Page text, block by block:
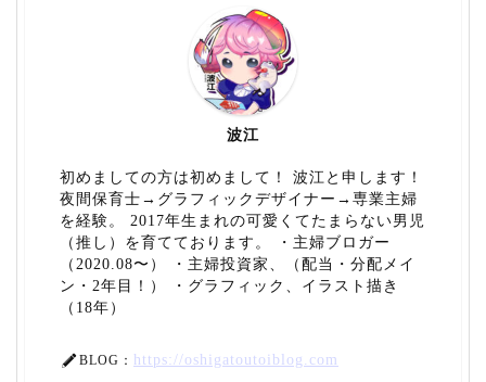
波江
初めましての方は初めまして！ 波江と申します！
夜間保育士→グラフィックデザイナー→専業主婦
を経験。 2017年生まれの可愛くてたまらない男児
（推し）を育てております。 ・主婦ブロガー
（2020.08〜） ・主婦投資家、（配当・分配メイ
ン・2年目！） ・グラフィック、イラスト描き
（18年）
BLOG： https://oshigatoutoiblog.com